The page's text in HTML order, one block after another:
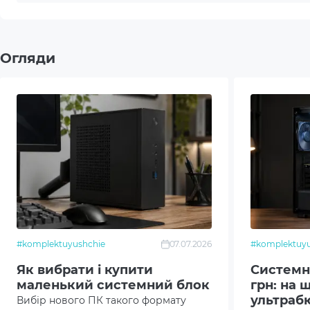
(Корпус)
Задні порти введення/виводу
(Материнська плата)
1 x
Мережева карта
Бездротовий модуль Wi-Fi Wi-
Операційна система No
Додатковий опціонал/можливості
Огляди
#komplektuyushchie 07.07.2026
Як вибрати і купити
маленький системний блок
Вибір нового ПК такого формату
грн: на